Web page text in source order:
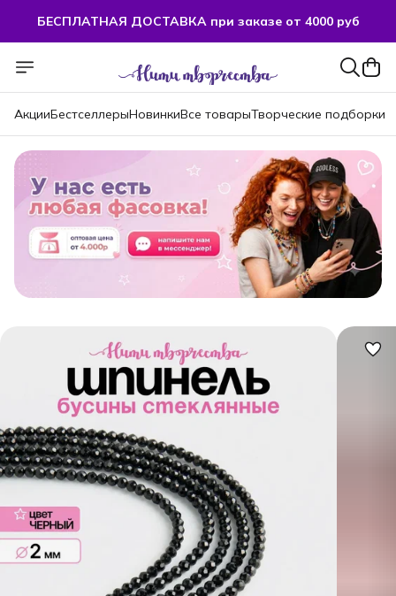
БЕСПЛАТНАЯ ДОСТАВКА при заказе от 4000 руб
БЕСПЛАТНАЯ ДОСТАВКА при заказе от 4000 руб
АкцииБестселлерыНовинкиВсе товарыТворческие подборки